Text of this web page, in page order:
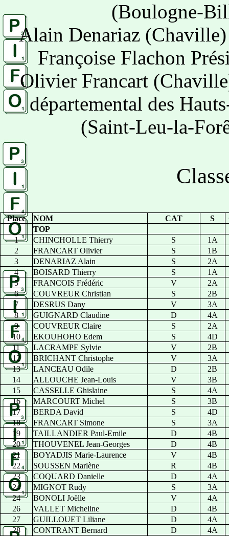
(Boulogne-
Alain Denariaz
Françoise Flachon
Olivier Francart
départemental des
(Saint-Leu-la-
Place NOM CAT S
TOP
1
CHINCHOLLE Thierry S
1A
2
FRANCART Olivier S
1B
3
DENARIAZ Alain S
2A
4
BOISARD Thierry S
1A
5
FRANCOIS Frédéric V
2A
6
COUVREUR Christian S
2B
7
DESRUS Dany V
3A
8
GUIGNARD Claudine D
4A
9
COUVREUR Claire S
2A
10
EKOUHOHO Edem S
4D
11
LACRAMPE Sylvie V
2B
12
BRICHANT Christophe V
3A
13
LANCEAU Odile D
2B
14
ALLOUCHE Jean-Louis V
3B
15
CASSELLE Ghislaine S
4A
16
MARCOURT Michel S
3B
17
BERDA David S
4D
18
FRANCART Simone S
3A
19
TAILLANDIER Paul-Emile D
4B
20
THOUVENEL Jean-Georges D
4B
21
BOYADJIS Marie-Laurence V
4B
22
SOUSSEN Marlène R
4B
23
COQUARD Danielle D
4A
24
MIGNOT Rudy S
3A
24
BONOLI Joëlle V
4A
26
VALLET Micheline D
4B
27
GUILLOUET Liliane D
4A
28
CONTRANT Bernard D
4A